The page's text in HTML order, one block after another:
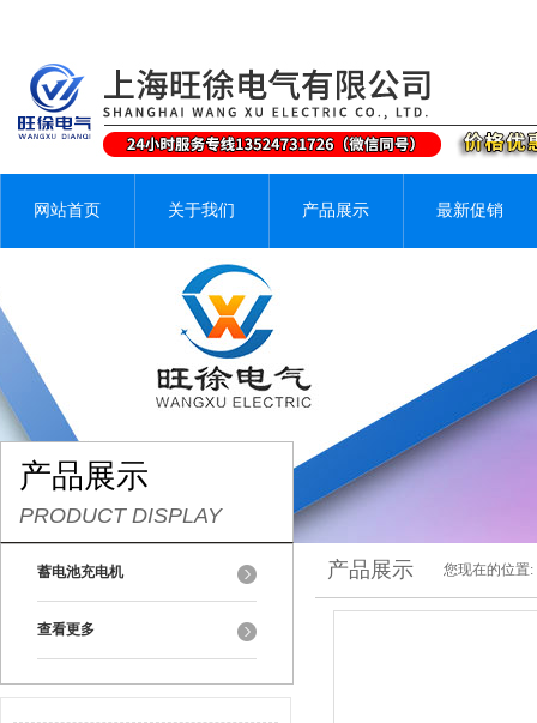
网站首页 关于我们 产品展示 最新促销
产品展示
PRODUCT DISPLAY
蓄电池充电机
查看更多
产品展示 您现在的位置: